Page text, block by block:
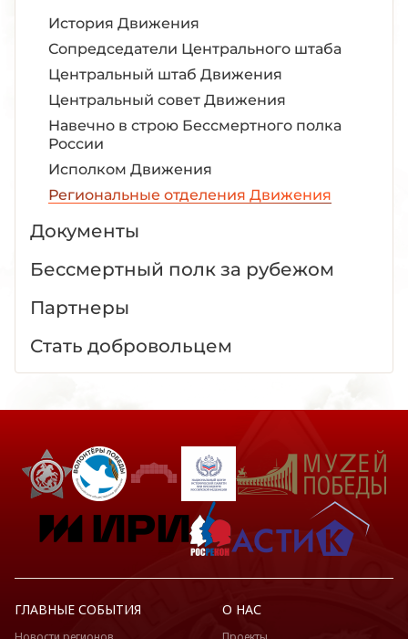
История Движения
Сопредседатели Центрального штаба
Центральный штаб Движения
Центральный совет Движения
Навечно в строю Бессмертного полка
России
Исполком Движения
Региональные отделения Движения
Документы
Бессмертный полк за рубежом
Партнеры
Стать добровольцем
ГЛАВНЫЕ СОБЫТИЯ О НАС